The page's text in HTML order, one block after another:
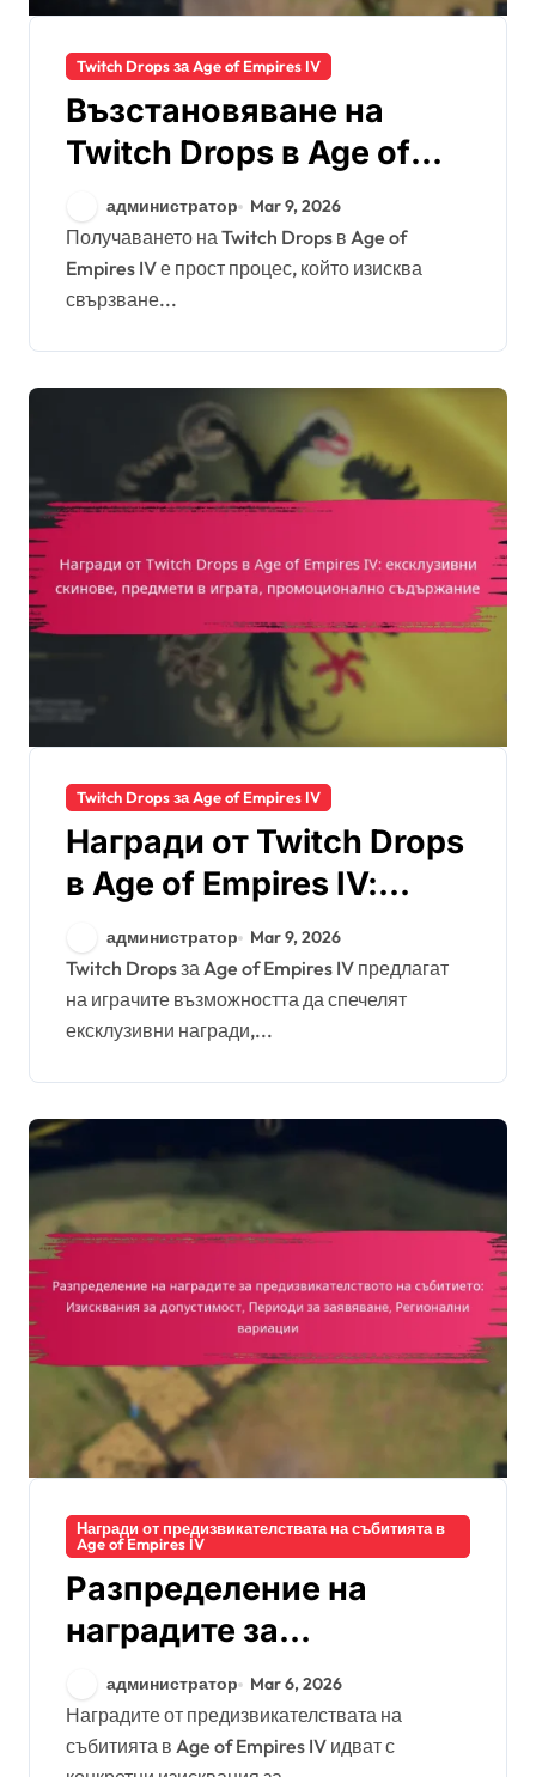
Twitch Drops за Age of Empires IV
Възстановяване на
Twitch Drops в Age of
Empires IV: Преглед на
процеса, Проверки на
инвентара,
Отстраняване на
проблеми
администратор Mar 9, 2026
Получаването на Twitch Drops в Age of
Empires IV е прост процес, който изисква
свързване...
Twitch Drops за Age of Empires IV
Награди от Twitch Drops
в Age of Empires IV:
ексклузивни скинове,
предмети в играта,
промоционално
съдържание
администратор Mar 9, 2026
Twitch Drops за Age of Empires IV предлагат
на играчите възможността да спечелят
ексклузивни награди,...
Награди от предизвикателствата на събитията в
Age of Empires IV
Разпределение на
наградите за
предизвикателството
на събитието:
Изисквания за
администратор Mar 6, 2026
Наградите от предизвикателствата на
събитията в Age of Empires IV идват с